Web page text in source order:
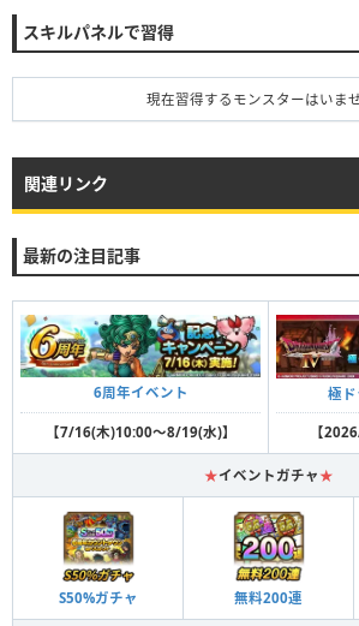
スキルパネルで習得
現在習得するモンスターはいませ
関連リンク
最新の注目記事
6周年イベント
【7/16(木)10:00～8/19(水)】
極
【
★イベントガチャ ★
S50%ガチャ 無料200連